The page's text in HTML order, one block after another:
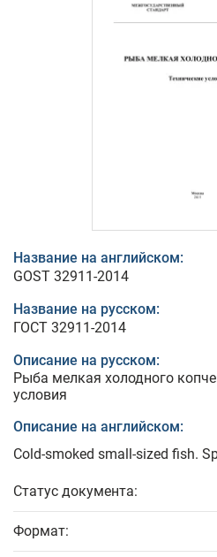
Название на английском:
GOST 32911-2014
Название на русском:
ГОСТ 32911-2014
Описание на русском:
Рыба мелкая холодного
условия
Описание на английском:
Cold-smoked small-sized fish.
Статус документа:
Формат: